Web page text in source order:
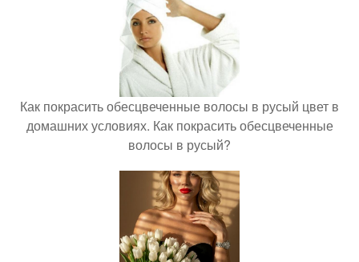
Как покрасить обесцвеченные волосы в русый цвет в
домашних условиях. Как покрасить обесцвеченные
волосы в русый?